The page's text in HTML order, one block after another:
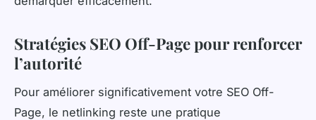
Stratégies SEO Off-Page pour renforcer
l’autorité
Pour améliorer significativement votre SEO Off-
Page, le netlinking reste une pratique